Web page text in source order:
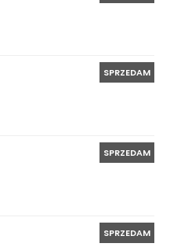
SPRZEDAM
SPRZEDAM
SPRZEDAM